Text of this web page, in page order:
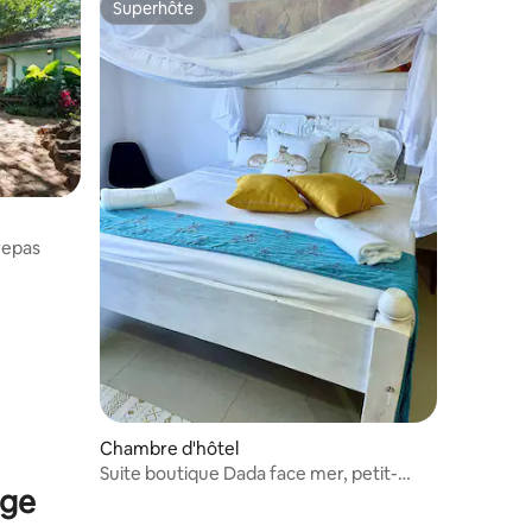
: 4,32 sur 5
Superhôte
Superhôte
Chambre d'hôtel
Suite boutique Dada face mer, petit-